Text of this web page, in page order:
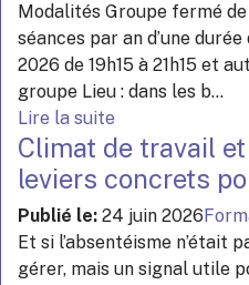
Modalités Groupe fermé
séances par an d’une
2026 de 19h15 à 21h15 et
groupe Lieu : dans les b...
Lire la suite
Climat de travail
leviers concrets
Publié le: 24 juin 2026
Et si l’absentéisme n’était
gérer, mais un signal utile